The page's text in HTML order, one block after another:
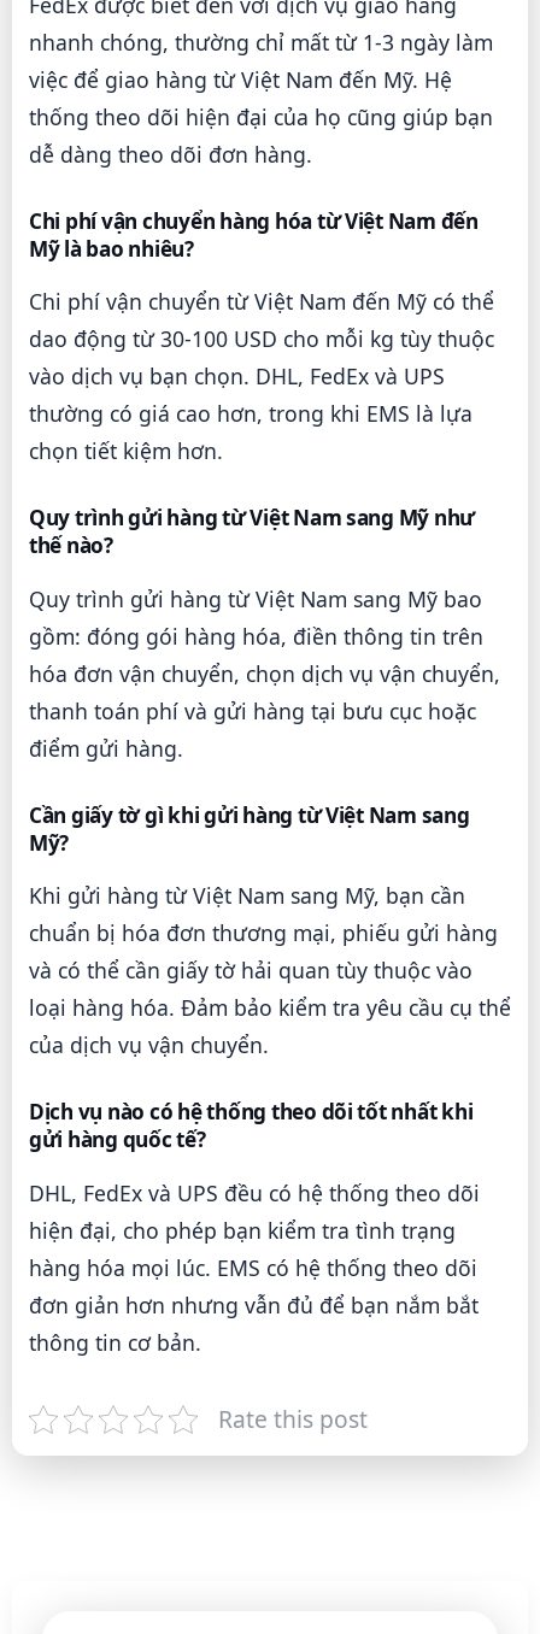
nhanh chóng, thường chỉ mất từ 1-3 ngày làm
việc để giao hàng từ Việt Nam đến Mỹ. Hệ
thống theo dõi hiện đại của họ cũng giúp bạn
dễ dàng theo dõi đơn hàng.
Chi phí vận chuyển hàng hóa từ Việt Nam đến
Mỹ là bao nhiêu?
Chi phí vận chuyển từ Việt Nam đến Mỹ có thể
dao động từ 30-100 USD cho mỗi kg tùy thuộc
vào dịch vụ bạn chọn. DHL, FedEx và UPS
thường có giá cao hơn, trong khi EMS là lựa
chọn tiết kiệm hơn.
Quy trình gửi hàng từ Việt Nam sang Mỹ như
thế nào?
Quy trình gửi hàng từ Việt Nam sang Mỹ bao
gồm: đóng gói hàng hóa, điền thông tin trên
hóa đơn vận chuyển, chọn dịch vụ vận chuyển,
thanh toán phí và gửi hàng tại bưu cục hoặc
điểm gửi hàng.
Cần giấy tờ gì khi gửi hàng từ Việt Nam sang
Mỹ?
Khi gửi hàng từ Việt Nam sang Mỹ, bạn cần
chuẩn bị hóa đơn thương mại, phiếu gửi hàng
và có thể cần giấy tờ hải quan tùy thuộc vào
loại hàng hóa. Đảm bảo kiểm tra yêu cầu cụ thể
của dịch vụ vận chuyển.
Dịch vụ nào có hệ thống theo dõi tốt nhất khi
gửi hàng quốc tế?
DHL, FedEx và UPS đều có hệ thống theo dõi
hiện đại, cho phép bạn kiểm tra tình trạng
hàng hóa mọi lúc. EMS có hệ thống theo dõi
đơn giản hơn nhưng vẫn đủ để bạn nắm bắt
thông tin cơ bản.
Rate this post